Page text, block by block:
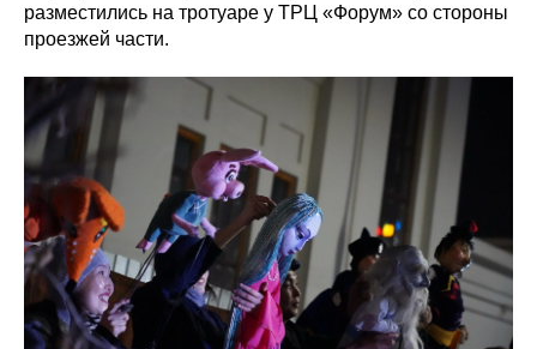
разместились на тротуаре у ТРЦ «Форум» со стороны
проезжей части.